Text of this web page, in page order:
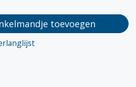
toevoegen